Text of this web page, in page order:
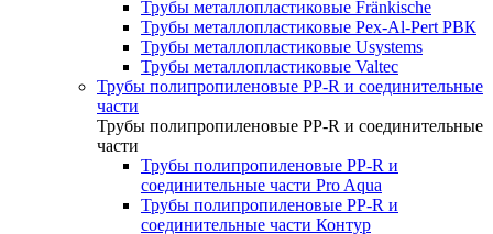
Трубы металлопластиковые Fränkische
Трубы металлопластиковые Pex-Al-Pert РВК
Трубы металлопластиковые Usystems
Трубы металлопластиковые Valtec
Трубы полипропиленовые PP-R и соединительные
части
Трубы полипропиленовые PP-R и соединительные
части
Трубы полипропиленовые PP-R и
соединительные части Pro Aqua
Трубы полипропиленовые PP-R и
соединительные части Контур